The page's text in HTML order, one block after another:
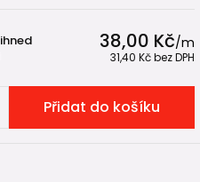
HOT
38,00 Kč/m
31,40 Kčbez DPH
Přidat do košíku